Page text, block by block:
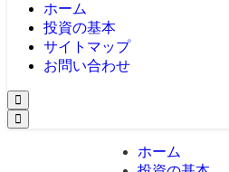
ホーム
投資の基本
サイトマップ
お問い合わせ
ホーム